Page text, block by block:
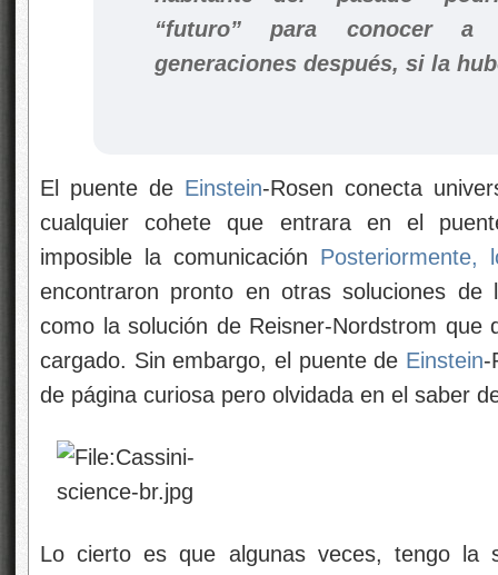
“futuro” para conocer a
generaciones después, si la
El puente de Einstein-Rosen conecta
cualquier cohete que entrara en el
imposible la comunicación
encontraron pronto en otras soluciones de
como la solución de Reisner-Nordstrom que
cargado. Sin embargo, el puente de Einstein-
de página curiosa pero olvidada en el saber
Lo cierto es que algunas veces, tengo la